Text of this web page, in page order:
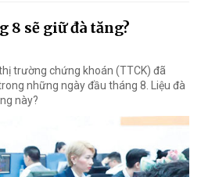
8 sẽ giữ đà tăng?
trường chứng khoán (TTCK) đã
những ngày đầu tháng 8. Liệu đà
này?